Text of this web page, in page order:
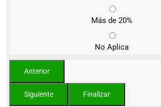
Más de 20%
No Aplica